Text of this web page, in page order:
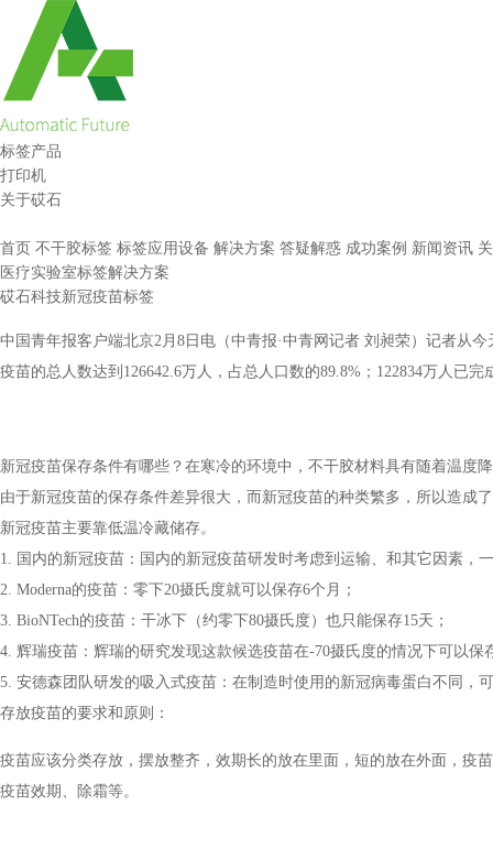
标签产品
打印机
关于砹石
首页 不干胶标签 标签应用设备 解决方案 答疑解惑 成功案例 新闻资讯
医疗实验室标签解决方案
砹石科技新冠疫苗标签
中国青年报客户端北京2月8日电（中青报·中青网记者 刘昶荣）记者从
疫苗的总人数达到126642.6万人，占总人口数的89.8%；122834万人已
新冠疫苗保存条件有哪些？在寒冷的环境中，不干胶材料具有随着温度
由于新冠疫苗的保存条件差异很大，而新冠疫苗的种类繁多，所以造成
新冠疫苗主要靠低温冷藏储存。
1. 国内的新冠疫苗：国内的新冠疫苗研发时考虑到运输、和其它因素，
2. Moderna的疫苗：零下20摄氏度就可以保存6个月；
3. BioNTech的疫苗：干冰下（约零下80摄氏度）也只能保存15天；
4. 辉瑞疫苗：辉瑞的研究发现这款候选疫苗在-70摄氏度的情况下可以
5. 安德森团队研发的吸入式疫苗：在制造时使用的新冠病毒蛋白不同，
存放疫苗的要求和原则：
疫苗应该分类存放，摆放整齐，效期长的放在里面，短的放在外面，疫
疫苗效期、除霜等。